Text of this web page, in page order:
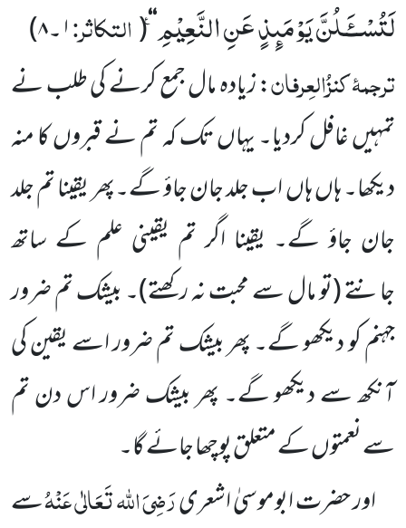
لَتُسْــٴَـلُنَّ یَوْمَىٕذٍ عَنِ النَّعِیْمِ۠‘‘
(التکاثر:۱۔۸ )
ترجمۂ کنزُالعِرفان: زیادہ مال جمع کرنے کی طلب نے
تمہیں غافل کردیا۔ یہاں تک کہ تم نے قبروں کا منہ
دیکھا۔ ہاں ہاں اب جلد جان جاؤ گے۔پھر یقینا تم جلد
جان جاؤ گے۔ یقینا اگر تم یقینی علم کے ساتھ
جانتے (تو مال سے محبت نہ رکھتے)۔ بیشک تم ضرور
جہنم کو دیکھو گے۔ پھر بیشک تم ضرور اسے یقین کی
آنکھ سے دیکھو گے۔ پھر بیشک ضرور اس دن تم
سے نعمتوں کے متعلق پوچھا جائے گا۔
اور حضرت ابوموسیٰ اشعریرَضِیَ اللہ تَعَالٰی عَنْہُسے